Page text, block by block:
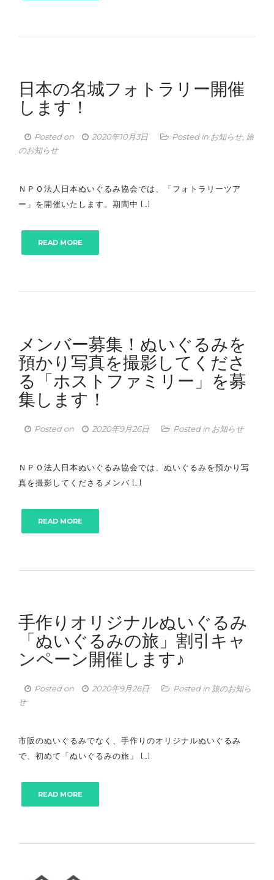
日本の名城フォトラリー開催
します！
Posted on 2020年10月3日 Posted in お知らせ, 旅
のお知らせ
ＮＰＯ法人日本ぬいぐるみ協会では、「フォトラリーツア
ー」を開催いたします。期間中 […]
READ MORE
メンバー募集！ぬいぐるみを
預かり写真を撮影してくださ
る「ホストファミリー」を募
集します！
Posted on 2020年9月26日 Posted in お知らせ
ＮＰＯ法人日本ぬいぐるみ協会では、ぬいぐるみを預かり写
真を撮影してくださるメンバ […]
READ MORE
手作りオリジナルぬいぐるみ
「ぬいぐるみの旅」割引キャ
ンペーン開催します♪
Posted on 2020年9月26日 Posted in 旅のお知ら
せ
市販のぬいぐるみでなく、手作りのオリジナルぬいぐるみ
で、初めて「ぬいぐるみの旅」 […]
READ MORE